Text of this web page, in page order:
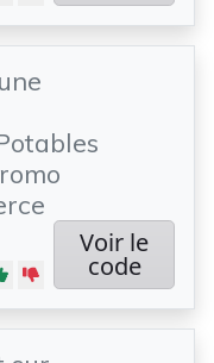
Voir le
code